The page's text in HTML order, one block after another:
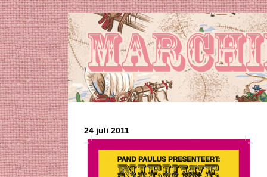
24 juli 2011